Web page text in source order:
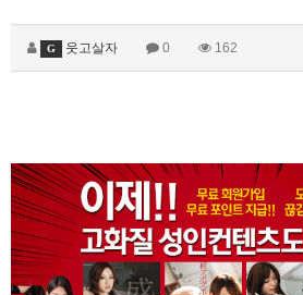
G 웃고살자 0 162